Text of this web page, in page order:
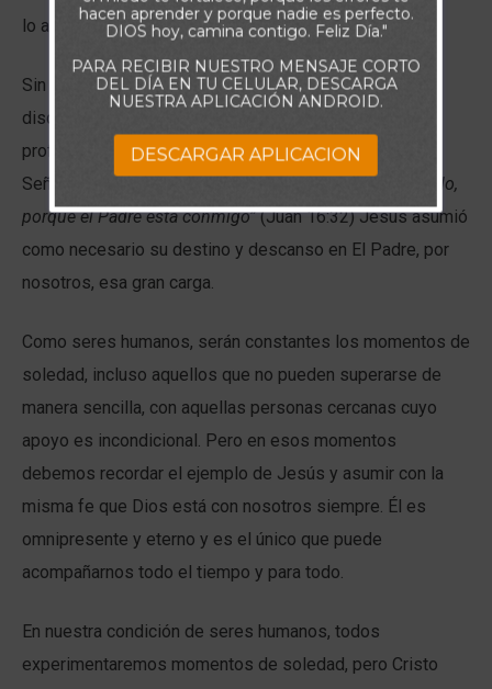
lo abandonaron.
Sin embargo, al asegurar que el abandono de sus
discípulos era el reflejo fiel del cumplimiento de la
profecía, Jesús expreso su inalterable confianza en El
Señor al asegurar:“y me dejaréis solo; mas no estoy solo,
porque el Padre está conmigo”(Juan 16:32) Jesús asumió
como necesario su destino y descanso en El Padre, por
nosotros, esa gran carga.
Como seres humanos, serán constantes los momentos de
soledad, incluso aquellos que no pueden superarse de
manera sencilla, con aquellas personas cercanas cuyo
apoyo es incondicional. Pero en esos momentos
debemos recordar el ejemplo de Jesús y asumir con la
misma fe que Dios está con nosotros siempre. Él es
omnipresente y eterno y es el único que puede
acompañarnos todo el tiempo y para todo.
En nuestra condición de seres humanos, todos
experimentaremos momentos de soledad, pero Cristo
hacen aprender y porque nadie es perfecto.
DIOS hoy, camina contigo. Feliz Día."
PARA RECIBIR NUESTRO MENSAJE CORTO
DEL DÍA EN TU CELULAR, DESCARGA
NUESTRA APLICACIÓN ANDROID.
DESCARGAR APLICACION